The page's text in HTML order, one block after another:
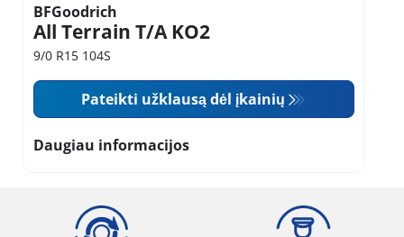
BFGoodrich
All Terrain T/A KO2
9/0 R15 104S
Pateikti užklausą dėl įkainių
Daugiau informacijos